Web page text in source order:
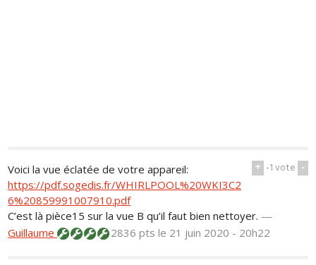
+ -1vote -
Voici la vue éclatée de votre appareil:
https://pdf.sogedis.fr/WHIRLPOOL%20WKI3C2
6%20859991007910.pdf
C’est là pièce15 sur la vue B qu’il faut bien nettoyer. —
Guillaume
2836 ptsle 21 juin 2020 - 20h22